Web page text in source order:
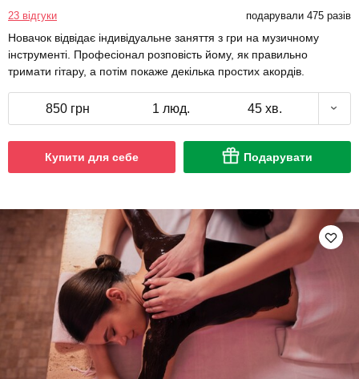
23 відгуки подарували 475 разів
Новачок відвідає індивідуальне заняття з гри на музичному
інструменті. Професіонал розповість йому, як правильно
тримати гітару, а потім покаже декілька простих акордів.
850 грн 1 люд. 45 хв.
Купити для себе Подарувати